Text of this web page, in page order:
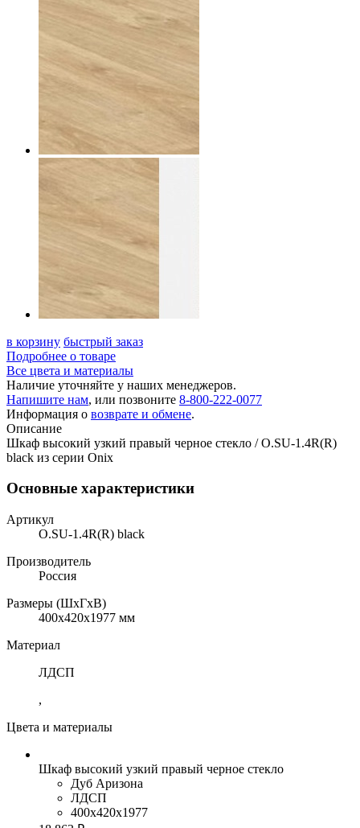
в корзину быстрый заказ
Подробнее о товаре
Все цвета и материалы
Наличие уточняйте у наших менеджеров.
Напишите нам, или позвоните 8-800-222-0077
Информация о возврате и обмене.
Описание
Шкаф высокий узкий правый черное стекло / O.SU-1.4R(R)
black из серии Onix
Основные характеристики
Артикул
O.SU-1.4R(R) black
Производитель
Россия
Размеры (ШхГхВ)
400x420x1977 мм
Материал
ЛДСП
,
Цвета и материалы
Шкаф высокий узкий правый черное стекло
Дуб Аризона
ЛДСП
400x420x1977